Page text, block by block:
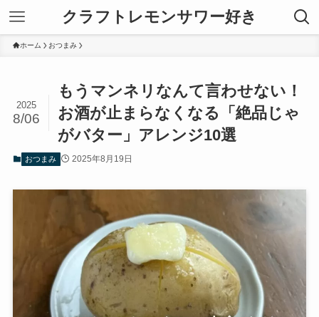
クラフトレモンサワー好き
ホーム おつまみ
もうマンネリなんて言わせない！
お酒が止まらなくなる「絶品じゃ
がバター」アレンジ10選
2025
8/06
おつまみ 2025年8月19日